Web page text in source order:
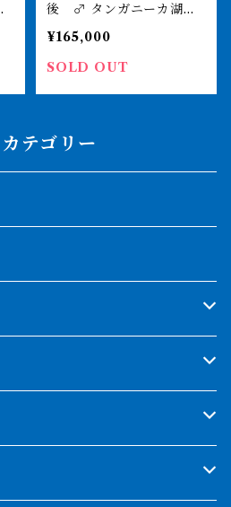
後 ♂ タンガニーカ湖
キランド 薬浴完了済み
¥165,000
SOLD OUT
テゴリー